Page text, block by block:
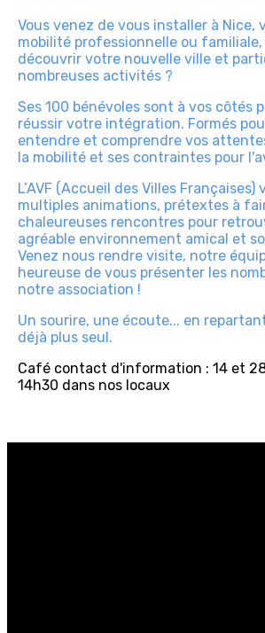
Vous venez de vous installer à Nice,
mobilité professionnelle ou
découvrir votre nouvelle ville et
nombreuses activités ?
Ses 100 bénévoles sont à vos côtés
réussir votre intégration. Formés
entendre et comprendre vos
la mobilité et ses contraintes pour
L’AVF (Accueil des Villes Françaises)
multiples animations, prétextes à
chaleureuses rencontres pour
agréable environnement amical et
Venez nous rendre visite, notre
heureuse de vous présenter les
notre association !
Un sourire, une écoute... en
déjà plus seul.
Café contact d'information : 14 et
14h30 dans nos locaux